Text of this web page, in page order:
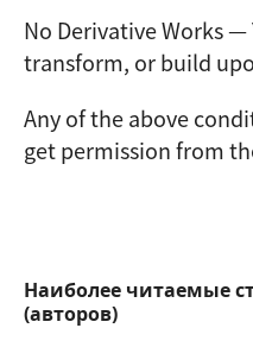
No Derivative Works
transform, or build
Any of the above
get permission from
Наиболее читаемые
(авторов)